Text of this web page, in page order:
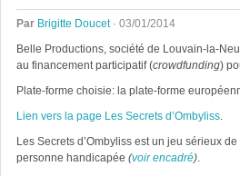
Par Brigitte Doucet· 03/01/2014
Belle Productions, société de Louvain-la-
au financement participatif (crowdfunding)
Plate-forme choisie: la plate-forme
Lien vers la page Les Secrets d’Ombyliss.
Les Secrets d’Ombyliss est un jeu sérieux
personne handicapée (voir encadré).